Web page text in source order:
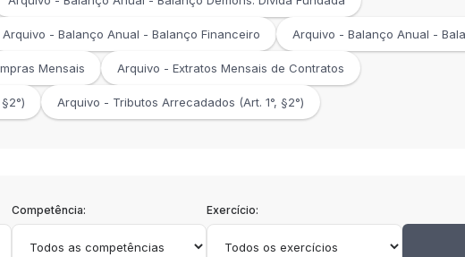
Arquivo - Balanço Anual - Balanço Financeiro Arquivo - Balanço Anual -
Mensais Arquivo - Extratos Mensais de Contratos
Arquivo - Tributos Arrecadados (Art. 1°, §2°)
Competência: Exercício: